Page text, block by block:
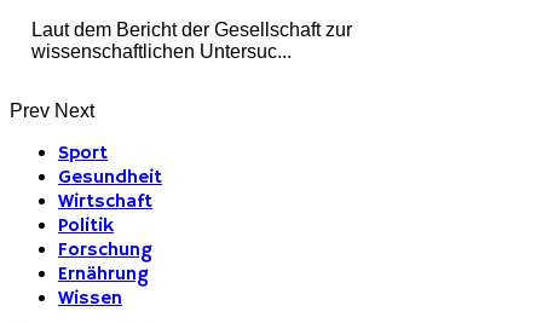
Laut dem Bericht der Gesellschaft zur
wissenschaftlichen Untersuc...
Prev Next
Sport
Gesundheit
Wirtschaft
Politik
Forschung
Ernährung
Wissen